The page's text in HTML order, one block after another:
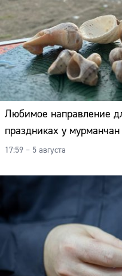
Любимое направление
праздниках у
17:59 – 5 августа